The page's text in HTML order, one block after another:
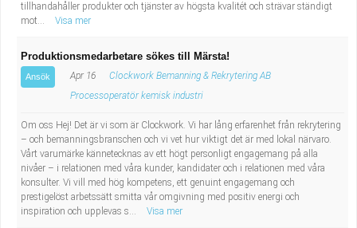
Lärare i gymnasiet
tillhandahåller produkter och tjänster av högsta kvalitét och strävar ständigt
mot...
Visa mer
Produktionsmedarbetare sökes till Märsta!
Ansök Apr 16
Clockwork Bemanning & Rekrytering AB
Processoperatör kemisk industri
Om oss Hej! Det är vi som är Clockwork. Vi har lång erfarenhet från rekrytering
– och bemanningsbranschen och vi vet hur viktigt det är med lokal närvaro.
Vårt varumärke kännetecknas av ett högt personligt engagemang på alla
nivåer – i relationen med våra kunder, kandidater och i relationen med våra
konsulter. Vi vill med hög kompetens, ett genuint engagemang och
prestigelöst arbetssätt smitta vår omgivning med positiv energi och
inspiration och upplevas s...
Visa mer